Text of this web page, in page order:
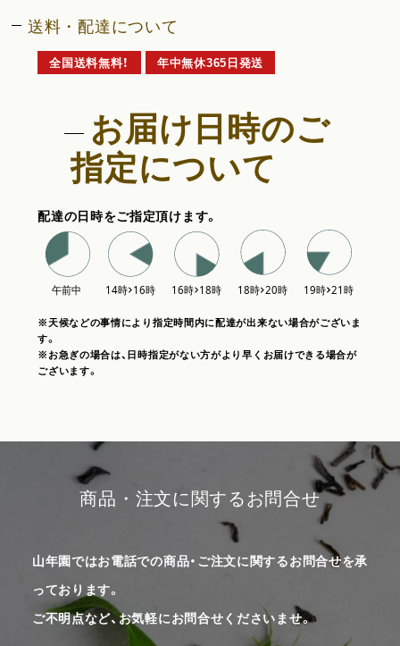
送料・配達について
全国送料無料！ 年中無休365日発送
お届け日時のご
指定について
配達の日時をご指定頂けます。
※天候などの事情により指定時間内に配達が出来ない場合がございま
す。
※お急ぎの場合は、日時指定がない方がより早くお届けできる場合が
ございます。
商品・注文に関するお問合せ
山年園ではお電話での商品・ご注文に関するお問合せを承
っております。
ご不明点など、お気軽にお問合せくださいませ。